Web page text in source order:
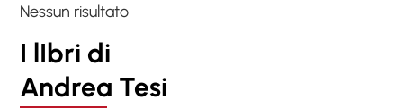
Nessun risultato
I lIbri di
Andrea Tesi